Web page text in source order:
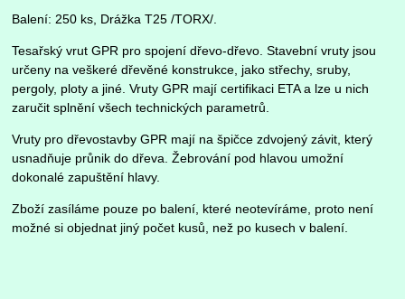
Balení: 250 ks, Drážka T25 /TORX/.
Tesařský vrut GPR pro spojení dřevo-dřevo. Stavební vruty jsou
určeny na veškeré dřevěné konstrukce, jako střechy, sruby,
pergoly, ploty a jiné. Vruty GPR mají certifikaci ETA a lze u nich
zaručit splnění všech technických parametrů.
Vruty pro dřevostavby GPR mají na špičce zdvojený závit, který
usnadňuje průnik do dřeva. Žebrování pod hlavou umožní
dokonalé zapuštění hlavy.
Zboží zasíláme pouze po balení, které neotevíráme, proto není
možné si objednat jiný počet kusů, než po kusech v balení.